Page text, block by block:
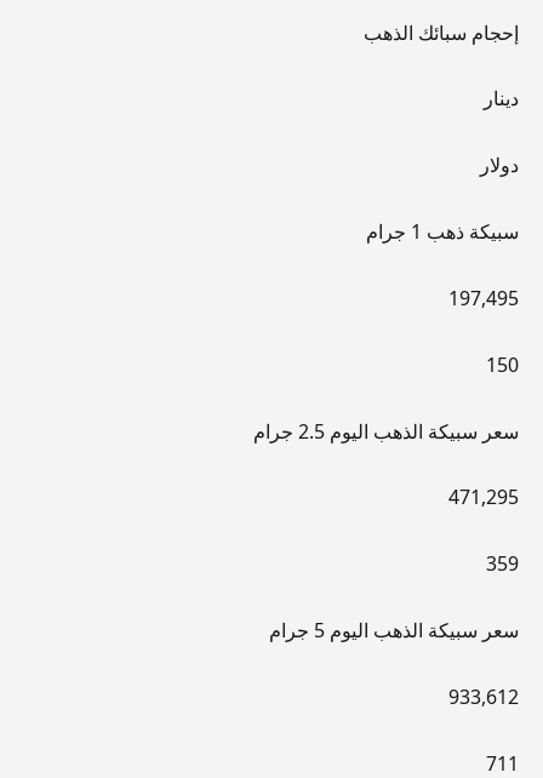
إحجام سبائك الذهب
دينار
دولار
سبيكة ذهب 1 جرام
197,495
150
سعر سبيكة الذهب اليوم 2.5 جرام
471,295
359
سعر سبيكة الذهب اليوم 5 جرام
933,612
711